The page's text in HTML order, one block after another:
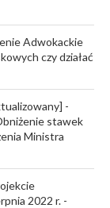
Adwokackie
czy działać
-
stawek
Ministra
2022 r. -